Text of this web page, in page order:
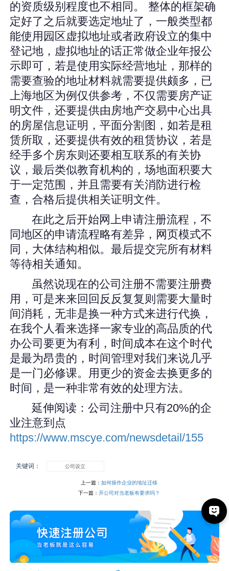
的资质级别程度也不相同。 整体的框架确
定好了之后就要选定地址了，一般类型都
能使用园区虚拟地址或者政府设立的集中
登记地，虚拟地址的话正常做企业年报公
示即可，若是使用实际经营地址，那样的
需要查验的地址材料就需要提供颇多，已
上海地区为例仅供参考，不仅需要房产证
明文件，还要提供由房地产交易中心出具
的房屋信息证明，平面分割图，如若是租
赁所取，还要提供有效的租赁协议，若是
经手多个房东则还要相互联系的有关协
议，最后类似教育机构的，场地面积要大
于一定范围，并且需要有关消防进行检
查，合格后提供相关证明文件。
在此之后开始网上申请注册流程，不
同地区的申请流程略有差异，网页模式不
同，大体结构相似。最后提交完所有材料
等待相关通知。
虽然说现在的公司注册不需要注册费
用，可是来来回回反反复复则需要大量时
间消耗，无非是换一种方式来进行代换，
在我个人看来选择一家专业的高品质的代
办公司要更为有利，时间成本在这个时代
是最为昂贵的，时间管理对我们来说几乎
是一门必修课。用更少的资金去换更多的
时间，是一种非常有效的处理方法。
延伸阅读：公司注册中只有20%的企
业注意到点
https://www.mscye.com/newsdetail/155
关键词： 公司设立
上一篇： 如何操作企业的地址迁移
下一篇： 开公司对当老板有要求吗？